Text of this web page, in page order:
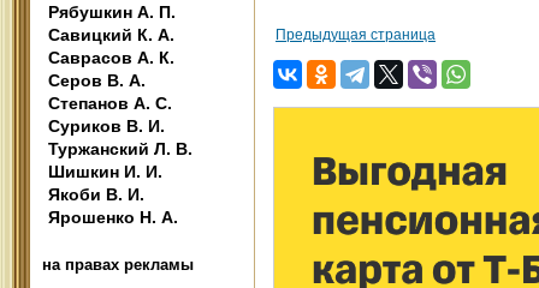
Рябушкин А. П.
Савицкий К. А.
Саврасов А. К.
Серов В. А.
Степанов А. С.
Суриков В. И.
Туржанский Л. В.
Шишкин И. И.
Якоби В. И.
Ярошенко Н. А.
на правах рекламы
Предыдущая страница